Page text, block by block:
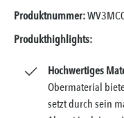
Produktnummer:
Produkthighlights:
Hochwertiges
Obermaterial
setzt durch sein